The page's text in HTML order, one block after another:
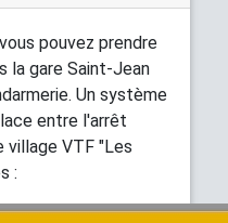
pouvez prendre
la gare Saint-Jean
Un système
entre l'arrêt
village VTF "Les
: